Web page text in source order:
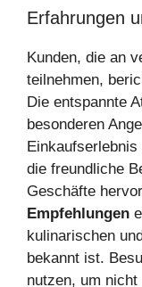
Erfahrungen
Kunden, die an
teilnehmen,
Die entspannte
besonderen
die freundliche
Geschäfte
Empfehlungen
kulinarischen
bekannt ist.
nutzen, um